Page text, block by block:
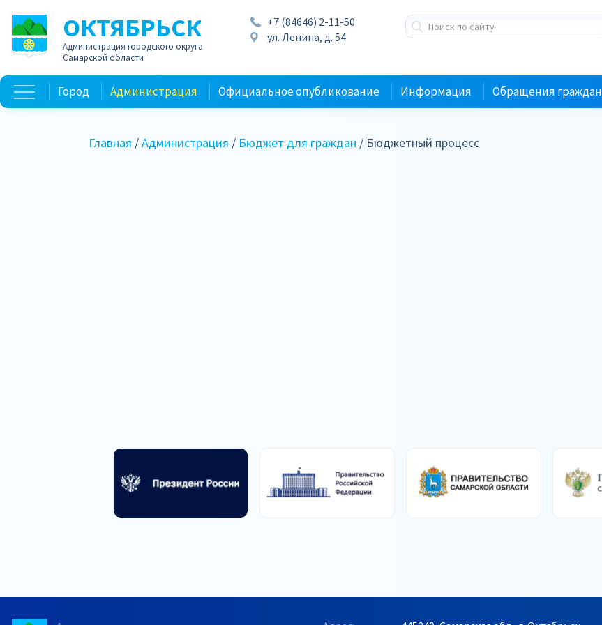
ОКТЯБРЬСК
Администрация городского округа
Самарской области
+7 (84646) 2-11-50
ул. Ленина, д. 54
Город Администрация Официальное опубликование Информация Обращения граждан
Главная /Администрация / Бюджет для граждан / Бюджетный процесс